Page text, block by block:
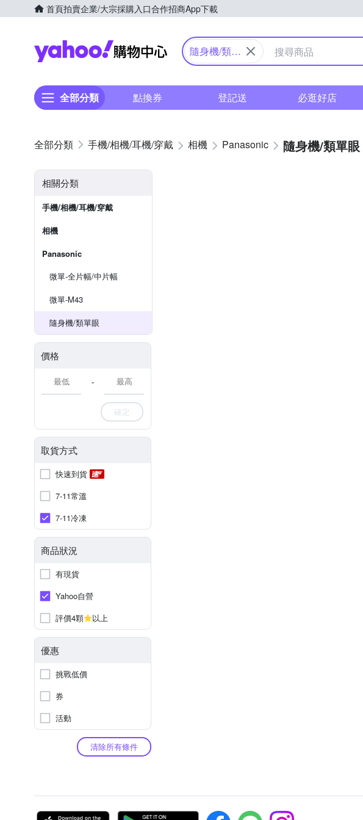
首頁拍賣企業/大宗採購入口合作招商App下載
Yahoo購物中心
隨身機/類單
全部分類 點換券 登記送 必逛好店
手機/相機/耳機/穿戴 相機 Panasonic 隨身機/類單眼
相關分類
手機/相機/耳機/穿戴
相機
Panasonic
微單-全片幅/中片幅
微單-M43
隨身機/類單眼
價格
-
確定
取貨方式
快速到貨
7-11常溫
7-11冷凍
商品狀況
有現貨
Yahoo自營
評價4顆
以上
優惠
挑戰低價
券
活動
清除所有條件